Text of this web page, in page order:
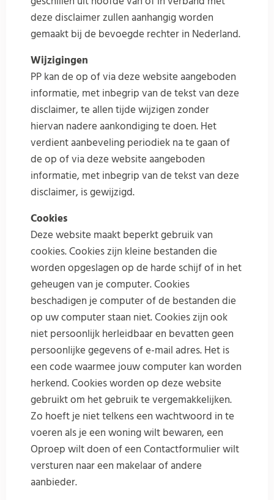
deze disclaimer zullen aanhangig worden
gemaakt bij de bevoegde rechter in Nederland.
Wijzigingen
PP kan de op of via deze website aangeboden
informatie, met inbegrip van de tekst van deze
disclaimer, te allen tijde wijzigen zonder
hiervan nadere aankondiging te doen. Het
verdient aanbeveling periodiek na te gaan of
de op of via deze website aangeboden
informatie, met inbegrip van de tekst van deze
disclaimer, is gewijzigd.
Cookies
Deze website maakt beperkt gebruik van
cookies. Cookies zijn kleine bestanden die
worden opgeslagen op de harde schijf of in het
geheugen van je computer. Cookies
beschadigen je computer of de bestanden die
op uw computer staan niet. Cookies zijn ook
niet persoonlijk herleidbaar en bevatten geen
persoonlijke gegevens of e-mail adres. Het is
een code waarmee jouw computer kan worden
herkend. Cookies worden op deze website
gebruikt om het gebruik te vergemakkelijken.
Zo hoeft je niet telkens een wachtwoord in te
voeren als je een woning wilt bewaren, een
Oproep wilt doen of een Contactformulier wilt
versturen naar een makelaar of andere
aanbieder.